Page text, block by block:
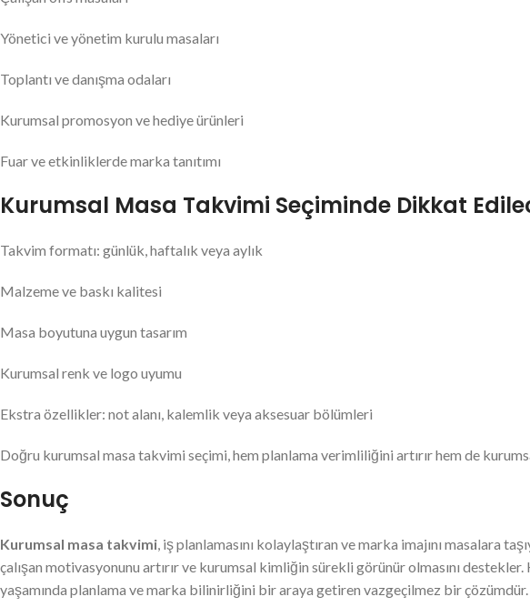
Yönetici ve yönetim kurulu masaları
Toplantı ve danışma odaları
Kurumsal promosyon ve hediye ürünleri
Fuar ve etkinliklerde marka tanıtımı
Kurumsal Masa Takvimi Seçiminde Dikkat
Takvim formatı: günlük, haftalık veya aylık
Malzeme ve baskı kalitesi
Masa boyutuna uygun tasarım
Kurumsal renk ve logo uyumu
Ekstra özellikler: not alanı, kalemlik veya aksesuar bölümleri
Doğru kurumsal masa takvimi seçimi, hem planlama verimliliğini artırır hem de
Sonuç
Kurumsal masa takvimi , iş planlamasını kolaylaştıran ve marka imajını masalara
çalışan motivasyonunu artırır ve kurumsal kimliğin sürekli görünür olmasını
yaşamında planlama ve marka bilinirliğini bir araya getiren vazgeçilmez bir çözümdür.